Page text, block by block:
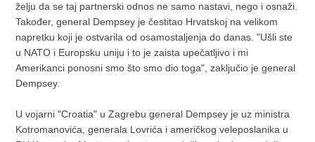
želju da se taj partnerski odnos ne samo nastavi, nego i osnaži.
Također, general Dempsey je čestitao Hrvatskoj na velikom
napretku koji je ostvarila od osamostaljenja do danas. "Ušli ste
u NATO i Europsku uniju i to je zaista upečatljivo i mi
Amerikanci ponosni smo što smo dio toga", zaključio je general
Dempsey.
U vojarni "Croatia" u Zagrebu general Dempsey je uz ministra
Kotromanovića, generala Lovrića i američkog veleposlanika u